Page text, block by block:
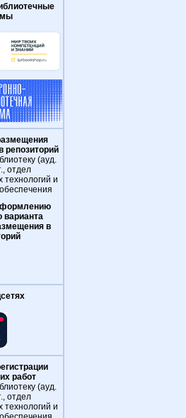
репозиторий
(ауд.
отдел
и
варианта
в
работ
(ауд.
отдел
и